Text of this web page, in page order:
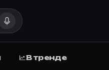
В тренде